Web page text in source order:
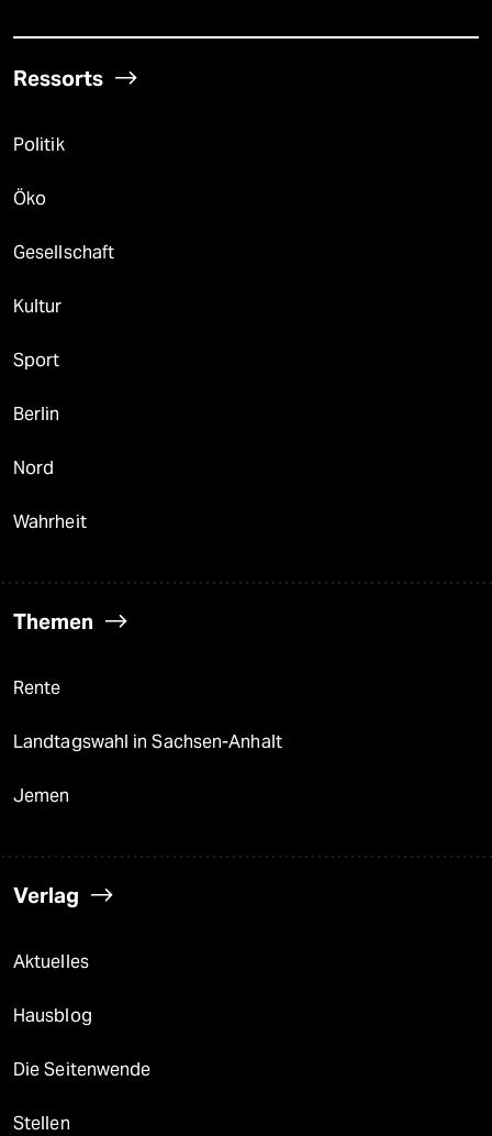
Ressorts
Politik
Öko
Gesellschaft
Kultur
Sport
Berlin
Nord
Wahrheit
Themen
Rente
Landtagswahl in Sachsen-Anhalt
Jemen
Verlag
Aktuelles
Hausblog
Die Seitenwende
Stellen